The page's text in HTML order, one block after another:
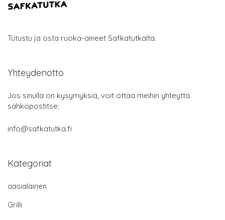
Tutustu ja osta ruoka-aineet Safkatutkalta.
Yhteydenotto
Jos sinulla on kysymyksiä, voit ottaa meihin yhteyttä
sähköpostitse:
info@safkatutka.fi
Kategoriat
aasialainen
Grilli